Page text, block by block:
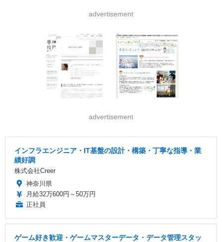
advertisement
advertisement
インフラエンジニア・IT基盤の設計・構築・丁寧な指導・業
績好調
株式会社Creer
神奈川県
月給32万600円～50万円
正社員
ゲーム好き歓迎・ゲームマスターデータ・データ管理スタッ